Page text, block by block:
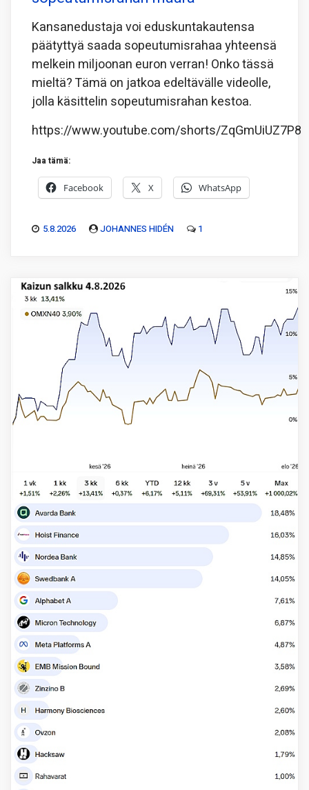
Kansanedustaja voi eduskuntakautensa
päätyttyä saada sopeutumisrahaa yhteensä
melkein miljoonan euron verran! Onko tässä
mieltä? Tämä on jatkoa edeltävälle videolle,
jolla käsittelin sopeutumisrahan kestoa.
https://www.youtube.com/shorts/ZqGmUiUZ7P8
Jaa tämä:
Facebook X WhatsApp
5.8.2026 JOHANNES HIDÉN 1